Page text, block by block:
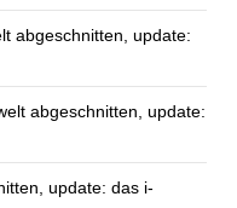
abgeschnitten, update:
abgeschnitten, update:
update: das i-